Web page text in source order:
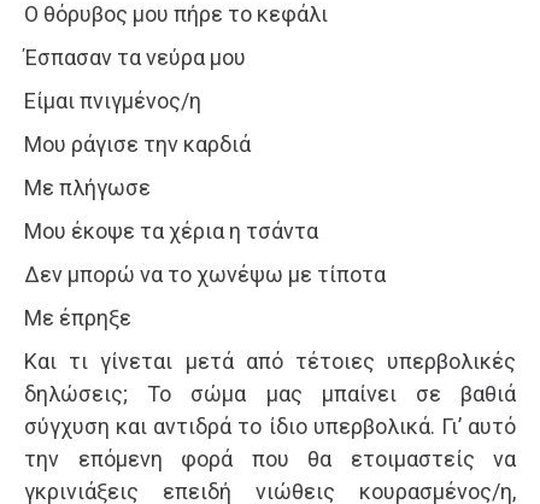
Ο θόρυβος μου πήρε το κεφάλι
Έσπασαν τα νεύρα μου
Είμαι πνιγμένος/η
Μου ράγισε την καρδιά
Με πλήγωσε
Μου έκοψε τα χέρια η τσάντα
Δεν μπορώ να το χωνέψω με τίποτα
Με έπρηξε
Και τι γίνεται μετά από τέτοιες υπερβολικές
δηλώσεις; Το σώμα μας μπαίνει σε βαθιά
σύγχυση και αντιδρά το ίδιο υπερβολικά. Γι’ αυτό
την επόμενη φορά που θα ετοιμαστείς να
γκρινιάξεις επειδή νιώθεις κουρασμένος/η,